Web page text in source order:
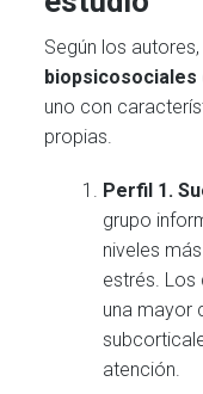
Según los
biopsicosociales
uno con
propias.
Perfil 1.
grupo
niveles
estrés. Los
una mayor
atención.